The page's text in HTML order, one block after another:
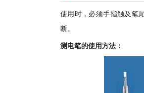
使用时，必须手指触及笔
断。
测电笔的使用方法：